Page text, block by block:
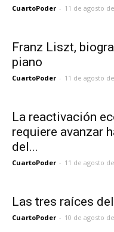
CuartoPoder - 11 de agosto
Franz Liszt,
piano
CuartoPoder - 11 de agosto
La reactivación
requiere avanzar
del...
CuartoPoder - 11 de agosto
Las tres raíces
CuartoPoder - 10 de agosto